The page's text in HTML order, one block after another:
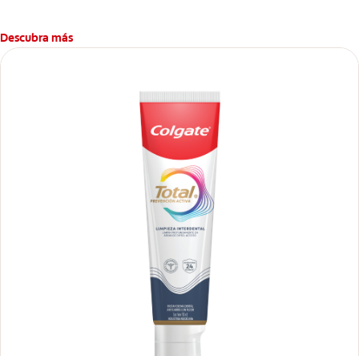
Descubra más